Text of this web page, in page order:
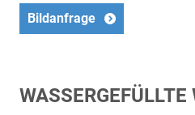
Bildanfrage
WASSERGEFÜLLTE